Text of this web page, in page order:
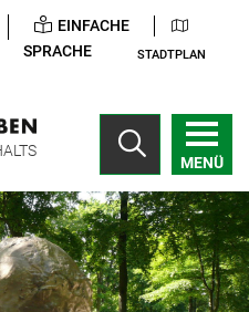
EINFACHE
SPRACHE
STADTPLAN
MENÜ